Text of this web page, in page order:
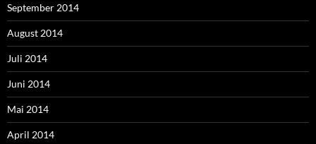
September 2014
August 2014
Juli 2014
Juni 2014
Mai 2014
April 2014